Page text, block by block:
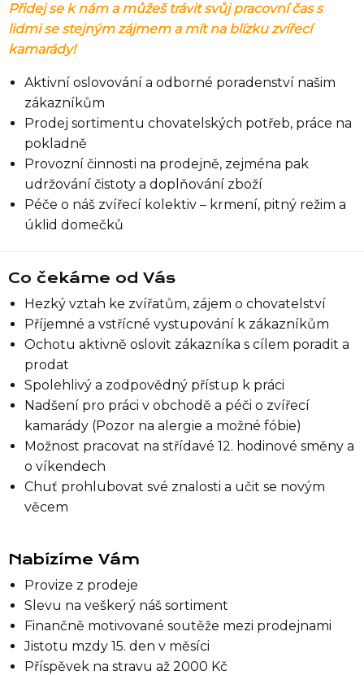
Informace
Přidej se k nám a můžeš trávit svůj pracovní čass
lidmi se stejným zájmem a mít na blízku zvířecí
kamarády!
Aktivní oslovování a odborné poradenství našim
zákazníkům
Prodej sortimentu chovatelských potřeb, práce na
pokladně
Provozní činnosti na prodejně, zejména pak
udržování čistoty a doplňování zboží
Péče o náš zvířecí kolektiv – krmení, pitný režim a
úklid domečků
Co čekáme od Vás
Hezký vztah ke zvířatům, zájem o chovatelství
Příjemné a vstřícné vystupování k zákazníkům
Ochotu aktivně oslovit zákazníka s cílem poradit a
prodat
Spolehlivý a zodpovědný přístup k práci
Nadšení pro práci v obchodě a péči o zvířecí
kamarády (Pozor na alergie a možné fóbie)
Možnost pracovat na střídavé 12. hodinové směny a
o víkendech
Chuť prohlubovat své znalosti a učit se novým
věcem
Nabízíme Vám
Provize z prodeje
Slevu na veškerý náš sortiment
Finančně motivované soutěže mezi prodejnami
Jistotu mzdy 15. den v měsíci
Příspěvek na stravu až 2000 Kč